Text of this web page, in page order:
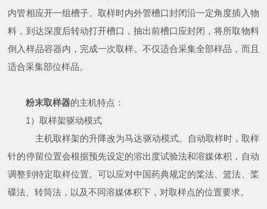
内管相应开一组槽子。取样时内外管槽口封闭沿一定角度插入物
料，到达深度后转动打开槽口，抽出前槽口应封闭，将所取物料
倒入样品容器内，完成一次取样。不仅适合采集全部样品，而且
适合采集部位样品。
粉末取样器的主机特点：
1）取样架驱动模式
主机取样架的升降改为马达驱动模式。自动取样时，取样
针的停留位置会根据预先设定的溶出度试验法和溶媒体积，自动
调整到特定取样位置。可以应对中国药典规定的桨法、篮法、桨
碟法、转筒法，以及不同溶媒体积下，对取样点的位置要求。